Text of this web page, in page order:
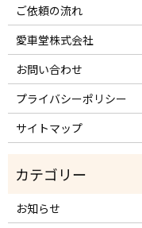
ご依頼の流れ
愛車堂株式会社
お問い合わせ
プライバシーポリシー
サイトマップ
お知らせ